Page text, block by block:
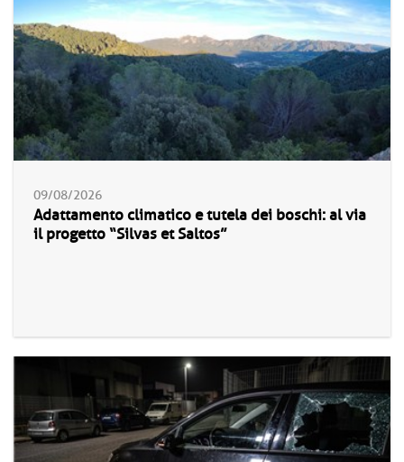
09/08/2026
Adattamento climatico e tutela dei boschi: al via
il progetto “Silvas et Saltos”